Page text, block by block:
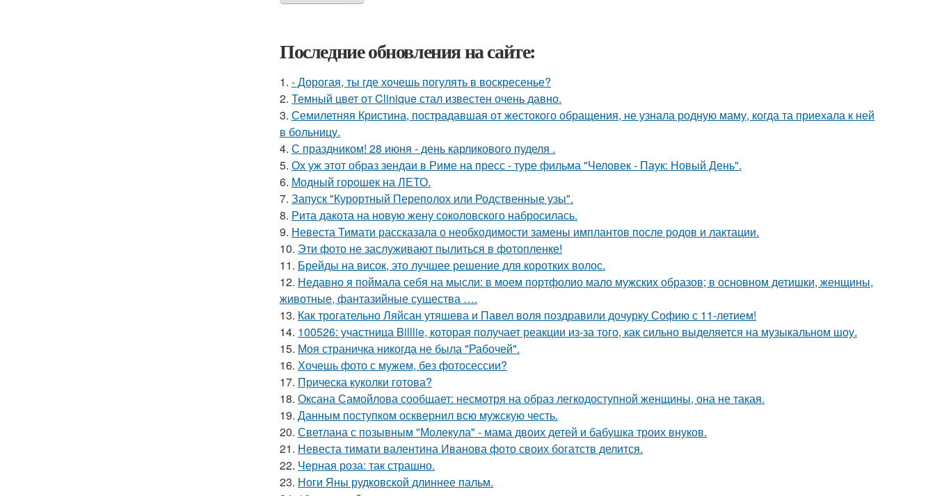
Последние обновления на сайте:
1. - Дорогая, ты где хочешь погулять в воскресенье?
2. Темный цвет от Clinique стал известен очень давно.
3. Семилетняя Кристина, пострадавшая от жестокого обращения, не узнала родную маму, когда та приехала к ней
в больницу.
4. С праздником! 28 июня - день карликового пуделя .
5. Ох уж этот образ зендаи в Риме на пресс - туре фильма "Человек - Паук: Новый День".
6. Модный горошек на ЛЕТО.
7. Запуск "Курортный Переполох или Родственные узы".
8. Рита дакота на новую жену соколовского набросилась.
9. Невеста Тимати рассказала о необходимости замены имплантов после родов и лактации.
10. Эти фото не заслуживают пылиться в фотопленке!
11. Брейды на висок, это лучшее решение для коротких волос.
12. Недавно я поймала себя на мысли: в моем портфолио мало мужских образов; в основном детишки, женщины,
животные, фантазийные существа ….
13. Как трогательно Ляйсан утяшева и Павел воля поздравили дочурку Софию с 11-летием!
14. 100526: участница Billlie, которая получает реакции из-за того, как сильно выделяется на музыкальном шоу.
15. Моя страничка никогда не была "Рабочей".
16. Хочешь фото с мужем, без фотосессии?
17. Прическа куколки готова?
18. Оксана Самойлова сообщает: несмотря на образ легкодоступной женщины, она не такая.
19. Данным поступком осквернил всю мужскую честь.
20. Светлана с позывным "Молекула" - мама двоих детей и бабушка троих внуков.
21. Невеста тимати валентина Иванова фото своих богатств делится.
22. Черная роза: так страшно.
23. Ноги Яны рудковской длиннее пальм.